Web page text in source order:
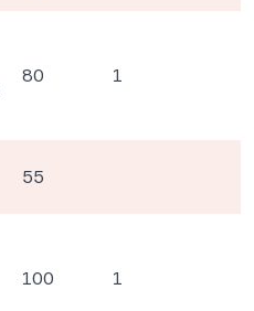
80 1
55
100 1